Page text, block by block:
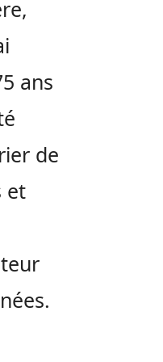
ans
de
et